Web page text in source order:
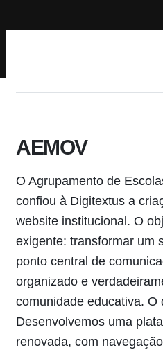
AEMOV
O Agrupamento de
confiou à Digitextus a
website institucional. O
exigente: transformar um
ponto central de
organizado e
comunidade educativa. O
Desenvolvemos uma
renovada, com